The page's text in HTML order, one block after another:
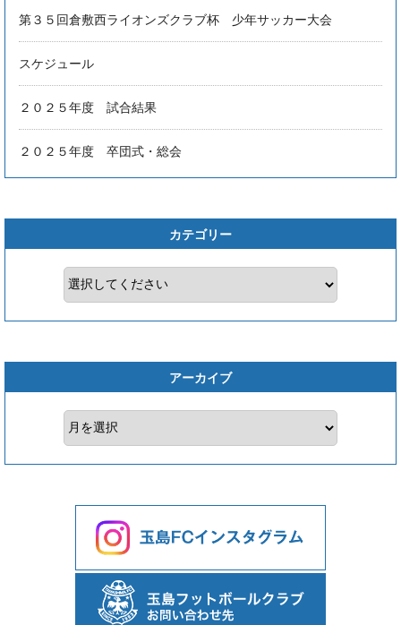
第３５回倉敷西ライオンズクラブ杯 少年サッカー大会
スケジュール
２０２５年度 試合結果
２０２５年度 卒団式・総会
カテゴリー
アーカイブ